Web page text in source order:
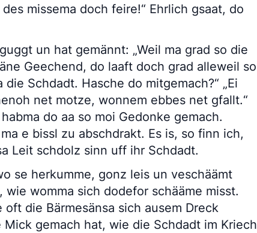
missema doch feire!“ Ehrlich gsaat, do
un hat gemännt: „Weil ma grad so die
Geechend, do laaft doch grad alleweil so
Schdadt. Hasche do mitgemach?“ „Ei
net motze, wonnem ebbes net gfallt.“
do aa so moi Gedonke gemach.
e bissl zu abschdrakt. Es is, so finn ich,
Leit schdolz sinn uff ihr Schdadt.
se herkumme, gonz leis un veschäämt
womma sich dodefor schääme misst.
die Bärmesänsa sich ausem Dreck
gemach hat, wie die Schdadt im Kriech